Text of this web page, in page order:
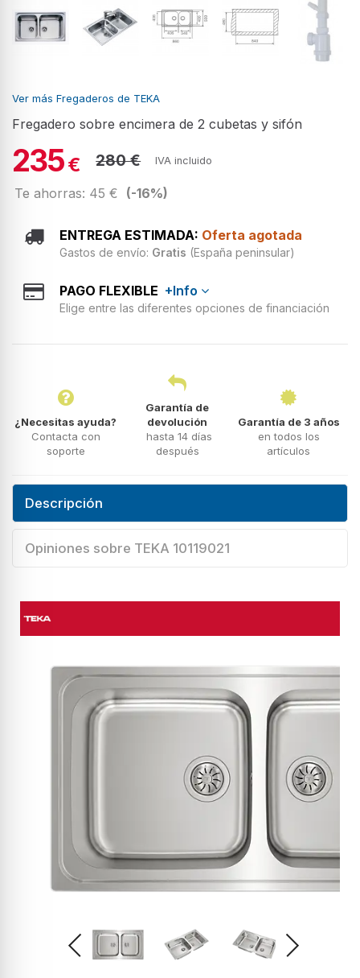
Ver más Fregaderos de TEKA
Fregadero sobre encimera de 2 cubetas y sifón
235€ 280 € IVA incluido
Te ahorras: 45 € (-16%)
ENTREGA ESTIMADA: Oferta agotada
Gastos de envío: Gratis (España peninsular)
PAGO FLEXIBLE +Info
Elige entre las diferentes opciones de financiación
¿Necesitas ayuda?
Contacta con
soporte
Garantía de
devolución
hasta 14 días
después
Garantía de 3 años
en todos los
artículos
Descripción
Opiniones sobre TEKA 10119021
Fregadero encastrado reversible de
86 cm con dos cubetas